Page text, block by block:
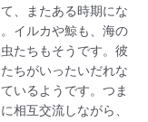
、またある時期にな
イルカや鯨も、海の
たちもそうです。彼
ちがいったいだれな
いるようです。つま
相互交流しながら、